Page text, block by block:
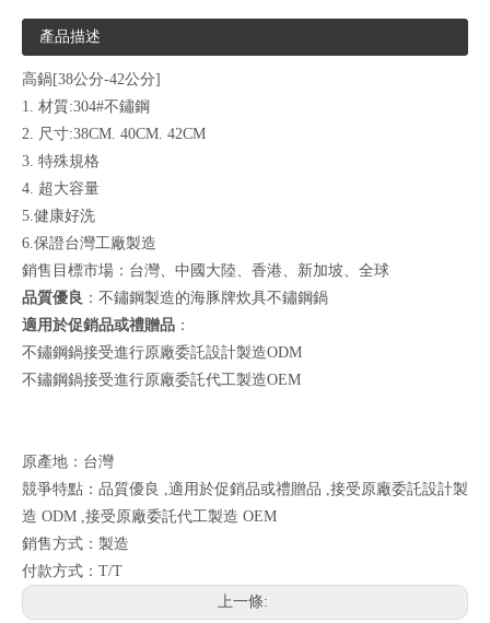
產品描述
高鍋[38公分-42公分]
1. 材質:304#不鏽鋼
2. 尺寸:38CM. 40CM. 42CM
3. 特殊規格
4. 超大容量
5.健康好洗
6.保證台灣工廠製造
銷售目標市場：台灣、中國大陸、香港、新加坡、全球
品質優良 ：不鏽鋼製造的海豚牌炊具不鏽鋼鍋
適用於促銷品或禮贈品 ：
不鏽鋼鍋接受進行原廠委託設計製造ODM
不鏽鋼鍋接受進行原廠委託代工製造OEM
原產地：台灣
競爭特點：品質優良 ,適用於促銷品或禮贈品 ,接受原廠委託設計製
造 ODM ,接受原廠委託代工製造 OEM
銷售方式：製造
付款方式：T/T
上一條: